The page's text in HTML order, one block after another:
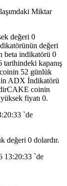
Miktar
değeri 0
değeri
beta indikatörü 0
kapanış
52 günlük
ADX İndikatörü
coinin
fiyatı 0.
`de
değeri 0 dolardır.
13:20:33 `de